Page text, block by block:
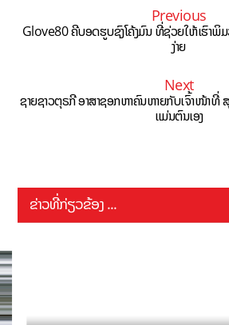
Previous
Glove80 ຄີບອດຮູບຊົງໂຄ້ງມົນ ທີ່ຊ່ວຍໃຫ້ເຮົາພິ
ງ່າຍ
Next
ຊາຍຊາວຕຸຣກີ ອາສາຊອກຫາຄົນຫາຍກັບເຈົ້າໜ້າ
ແມ່ນຕົນເອງ
ຂ່າວທີ່ກ່ຽວຂ້ອງ ...